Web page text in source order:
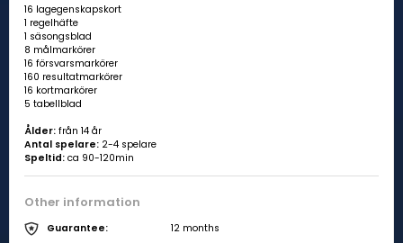
16 lagegenskapskort
1 regelhäfte
1 säsongsblad
8 målmarkörer
16 försvarsmarkörer
160 resultatmarkörer
16 kortmarkörer
5 tabellblad
Ålder:från 14 år
Antal spelare: 2-4 spelare
Speltid:ca 90-120min
Other information
Guarantee:
12 months